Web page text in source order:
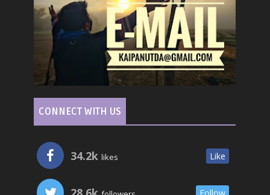
CONNECT WITH US
34.2k likes Like